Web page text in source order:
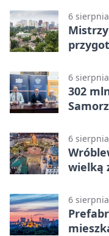
6
6
302
6
wielką
6